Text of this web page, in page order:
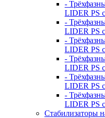
-
LIDER PS
-
LIDER PS
-
LIDER PS
-
LIDER PS
-
LIDER PS
-
LIDER PS
Стабилизаторы